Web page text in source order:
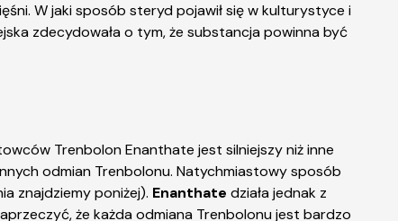
W jaki sposób steryd pojawił się w kulturystyce i
zdecydowała o tym, że substancja powinna być
Trenbolon Enanthate jest silniejszy niż inne
odmian Trenbolonu. Natychmiastowy sposób
znajdziemy poniżej). Enanthate działa jednak z
że każda odmiana Trenbolonu jest bardzo